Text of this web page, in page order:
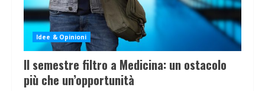
Idee & Opinioni
Il semestre filtro a Medicina: un ostacolo
più che un’opportunità